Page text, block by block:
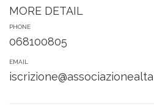
MORE DETAIL
PHONE
068100805
EMAIL